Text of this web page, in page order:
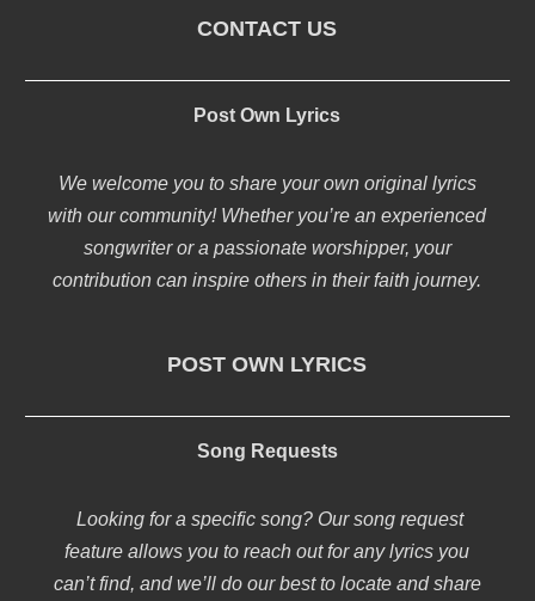
CONTACT US
Post Own Lyrics
We welcome you to share your own original lyrics
with our community! Whether you’re an experienced
songwriter or a passionate worshipper, your
contribution can inspire others in their faith journey.
POST OWN LYRICS
Song Requests
Looking for a specific song? Our song request
feature allows you to reach out for any lyrics you
can’t find, and we’ll do our best to locate and share